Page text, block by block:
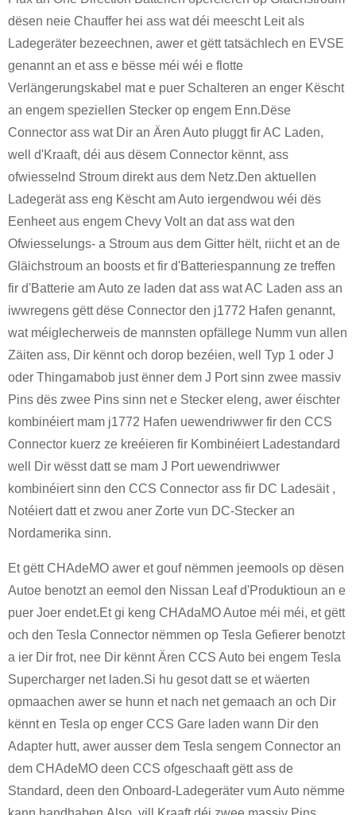
dësen neie Chauffer hei ass wat déi meescht Leit als
Ladegeräter bezeechnen, awer et gëtt tatsächlech en EVSE
genannt an et ass e bësse méi wéi e flotte
Verlängerungskabel mat e puer Schalteren an enger Këscht
an engem speziellen Stecker op engem Enn.Dëse
Connector ass wat Dir an Ären Auto pluggt fir AC Laden,
well d'Kraaft, déi aus dësem Connector kënnt, ass
ofwiesselnd Stroum direkt aus dem Netz.Den aktuellen
Ladegerät ass eng Këscht am Auto iergendwou wéi dës
Eenheet aus engem Chevy Volt an dat ass wat den
Ofwiesselungs- a Stroum aus dem Gitter hëlt, riicht et an de
Gläichstroum an boosts et fir d'Batteriespannung ze treffen
fir d'Batterie am Auto ze laden dat ass wat AC Laden ass an
iwwregens gëtt dëse Connector den j1772 Hafen genannt,
wat méiglecherweis de mannsten opfällege Numm vun allen
Zäiten ass, Dir kënnt och dorop bezéien, well Typ 1 oder J
oder Thingamabob just ënner dem J Port sinn zwee massiv
Pins dës zwee Pins sinn net e Stecker eleng, awer éischter
kombinéiert mam j1772 Hafen uewendriwwer fir den CCS
Connector kuerz ze kreéieren fir Kombinéiert Ladestandard
well Dir wësst datt se mam J Port uewendriwwer
kombinéiert sinn den CCS Connector ass fir DC Ladesäit ,
Notéiert datt et zwou aner Zorte vun DC-Stecker an
Nordamerika sinn.
Et gëtt CHAdeMO awer et gouf nëmmen jeemools op dësen
Autoe benotzt an eemol den Nissan Leaf d'Produktioun an e
puer Joer endet.Et gi keng CHAdaMO Autoe méi méi, et gëtt
och den Tesla Connector nëmmen op Tesla Gefierer benotzt
a ier Dir frot, nee Dir kënnt Ären CCS Auto bei engem Tesla
Supercharger net laden.Si hu gesot datt se et wäerten
opmaachen awer se hunn et nach net gemaach an och Dir
kënnt en Tesla op enger CCS Gare laden wann Dir den
Adapter hutt, awer ausser dem Tesla sengem Connector an
dem CHAdeMO deen CCS ofgeschaaft gëtt ass de
Standard, deen den Onboard-Ladegeräter vum Auto nëmme